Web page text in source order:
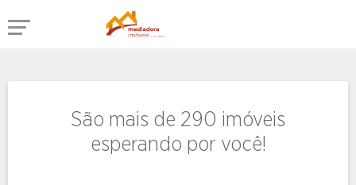
São mais de 290 imóveis
esperando por você!